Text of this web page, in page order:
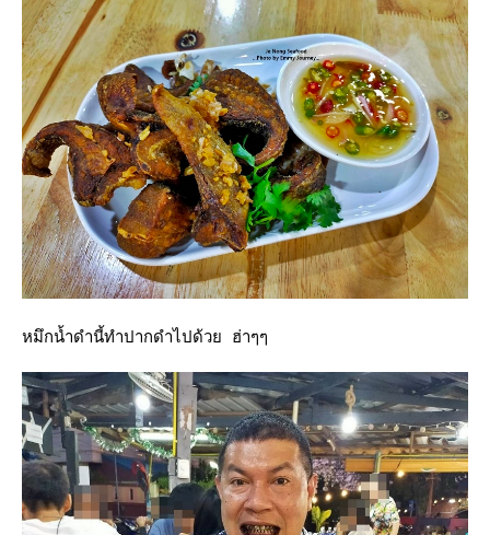
หมึกน้ำดำนี้ทำปากดำไปด้วย ฮ่าๆๆ